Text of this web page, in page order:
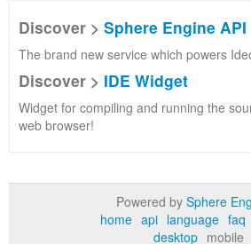
Discover > Sphere Engine API
The brand new service which powers
Discover > IDE Widget
Widget for compiling and running the
web browser!
Powered by Sphere
home api language faq
desktop mobile